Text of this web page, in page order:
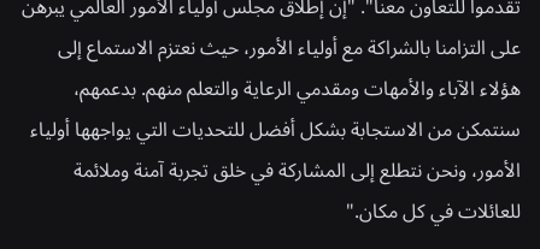
على التزامنا بالشراكة مع أولياء الأمور، حيث نعتزم الاستماع إلى
هؤلاء الآباء والأمهات ومقدمي الرعاية والتعلم منهم. بدعمهم،
سنتمكن من الاستجابة بشكل أفضل للتحديات التي يواجهها أولياء
الأمور، ونحن نتطلع إلى المشاركة في خلق تجربة آمنة وملائمة
للعائلات في كل مكان."